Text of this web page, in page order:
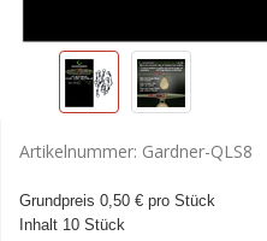
Artikelnummer: Gardner-QLS8
Grundpreis 0,50 € pro Stück
Inhalt 10 Stück